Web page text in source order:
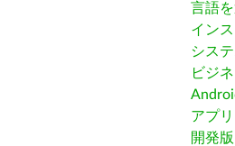
言語
イン
シス
ビジ
アプ
開発版